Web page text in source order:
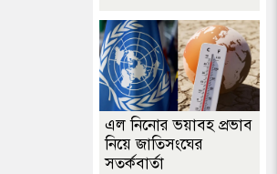
এল নিনোর ভয়াবহ প্রভাব
নিয়ে জাতিসংঘের
সতর্কবার্তা